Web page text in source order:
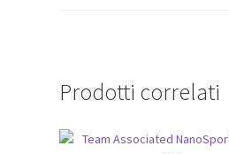
Prodotti correlati